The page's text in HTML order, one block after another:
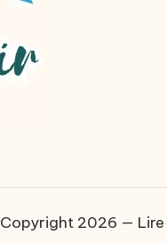
Copyright 2026 —